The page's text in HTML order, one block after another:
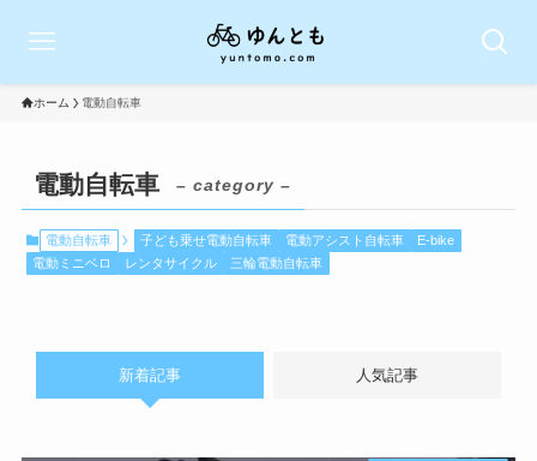
ホーム 電動自転車
電動自転車 – category –
電動自転車 子ども乗せ電動自転車 電動アシスト自転車
E-bike
電動ミニベロ
レンタサイクル 三輪電動自転車
新着記事 人気記事